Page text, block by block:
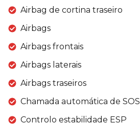
Airbag de cortina traseiro
Airbags
Airbags frontais
Airbags laterais
Airbags traseiros
Chamada automática de SOS
Controlo estabilidade ESP